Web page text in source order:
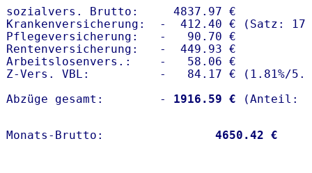
sozialvers. Brutto:     4837.97 €
Krankenversicherung:  -  412.40 € (Satz:
Pflegeversicherung:   -   90.70 €
Rentenversicherung:   -  449.93 €
Arbeitslosenvers.:    -   58.06 €
Z-Vers. VBL:          -   84.17 € ( 1.81%/
Abzüge gesamt:        -
1916.59 €
Monats-Brutto: 4650.42 €